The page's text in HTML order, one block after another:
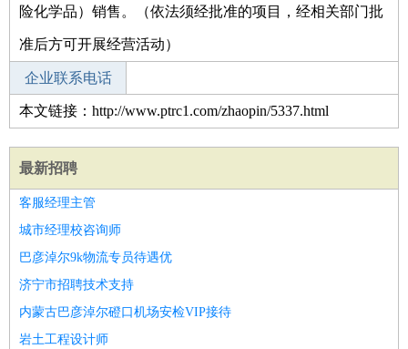
险化学品）销售。（依法须经批准的项目，经相关部门批
准后方可开展经营活动）
企业联系电话
本文链接：http://www.ptrc1.com/zhaopin/5337.html
最新招聘
客服经理主管
城市经理校咨询师
巴彦淖尔9k物流专员待遇优
济宁市招聘技术支持
内蒙古巴彦淖尔磴口机场安检VIP接待
岩土工程设计师